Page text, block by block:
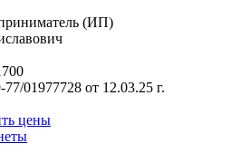
(ИП)
01977728 от 12.03.25 г.
цены